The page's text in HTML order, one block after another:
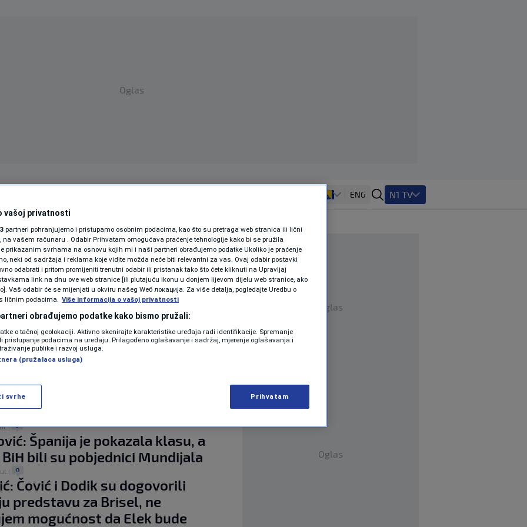
Oglas
SHOWBIZ
KOLUMNE
PODCAST
N1 SPECIJAL
FOTO
VIDEO
ENG N1 TV
I TRADICIJA
"Čuvarice" oduševila novom
"Tajna rijeke" za kratko vrijeme
publiku
Finale će odlučiti bitka u veznom
samo Messi i Yamal
| 0
Španija je pokazala klasu, a
bili su pobjednici Mundijala
0
Čović i Dodik su dogovorili
predstavu za Brisel, ne
mogućnost da Elek bude
Oglas
Oglas
vašoj privatnosti
partneri pohranjujemo i pristupamo osobnim podacima, kao što su pretraga web stranica ili lični
na vašem računaru . Odabir Prihvatam omogućava praćenje tehnologije kako bi se pružila
prikazanim svrhama na osnovu kojih mi i naši partneri obrađujemo podatke Ukoliko je praćenje
neki od sadržaja i reklama koje vidite možda neće biti relevantni za vas. Ovaj odabir postavki
odabrati i pritom promijeniti trenutni odabir ili pristanak tako što ćete kliknuti na Upravljaj
link na dnu ove web stranice [ili plutajuću ikonu u donjem lijevom dijelu web stranice, ako
Vaš odabir će se mijenjati u okviru našeg Wеб локација. Za više detalja, pogledajte Uredbu o
ličnim podacima. Više informacija o vašoj privatnosti
obrađujemo podatke kako bismo pružali:
o tačnoj geolokaciji. Aktivno skenirajte karakteristike uređaja radi identifikacije. Spremanje
pristupanje podacima na uređaju. Prilagođeno oglašavanje i sadržaj, mjerenje oglašavanja i
publike i razvoj usluga.
(pružalaca usluga)
svrhe Prihvatam